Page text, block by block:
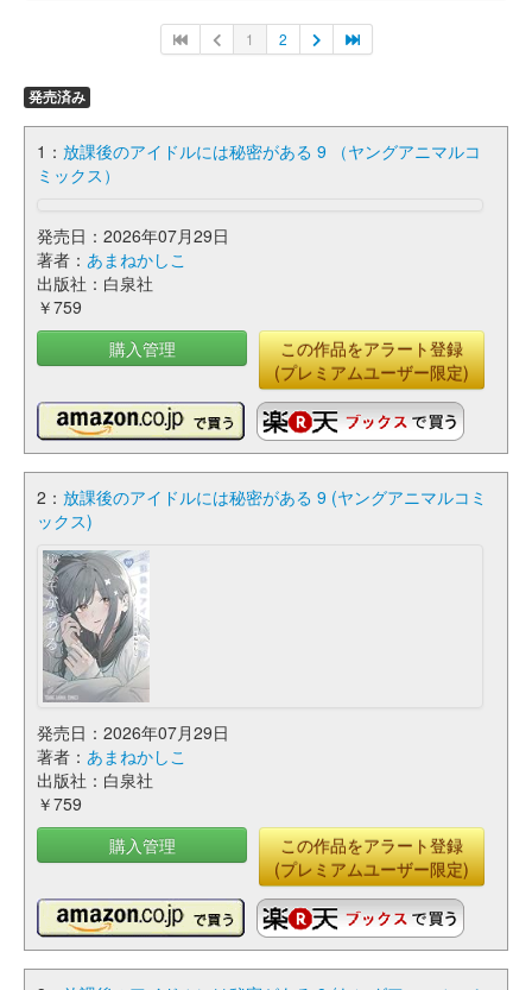
1 2
発売済み
1： 放課後のアイドルには秘密がある 9 （ヤングアニマルコ
ミックス）
発売日：2026年07月29日
著者： あまねかしこ
出版社：白泉社
￥759
購入管理
この作品をアラート登録
(プレミアムユーザー限定)
2： 放課後のアイドルには秘密がある 9 (ヤングアニマルコミ
ックス)
発売日：2026年07月29日
著者： あまねかしこ
出版社：白泉社
￥759
購入管理
この作品をアラート登録
(プレミアムユーザー限定)